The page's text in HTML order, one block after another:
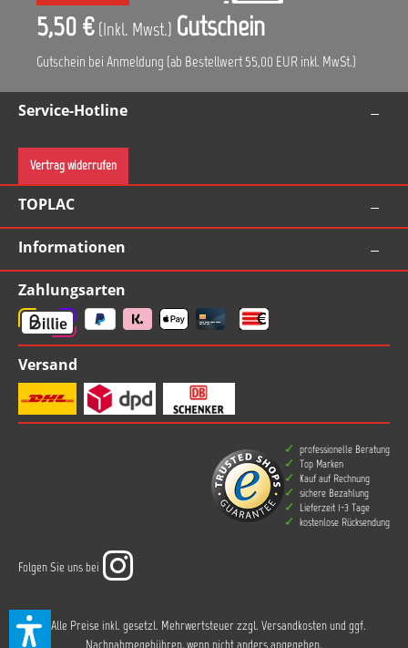
5,50 € (Inkl. Mwst.) Gutschein
Gutschein bei Anmeldung (ab Bestellwert 55,00 EUR inkl. MwSt.)
Service-Hotline
Vertrag widerrufen
TOPLAC
Informationen
Zahlungsarten
Versand
professionelle Beratung
Top Marken
Kauf auf Rechnung
sichere Bezahlung
Lieferzeit 1-3 Tage
kostenlose Rücksendung
Folgen Sie uns bei
* Alle Preise inkl. gesetzl. Mehrwertsteuer zzgl. Versandkostenund ggf.
Nachnahmegebühren, wenn nicht anders angegeben.